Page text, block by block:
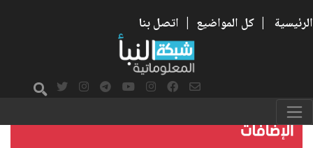
الرئيسية | كل المواضيع | اتصل بنا